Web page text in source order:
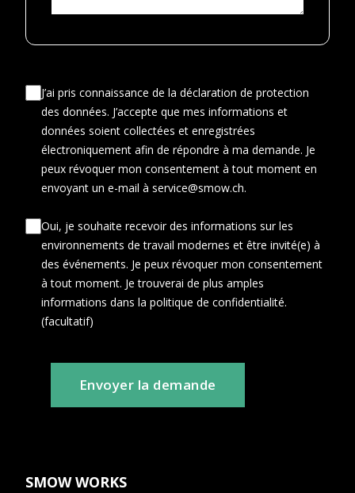
J’ai pris connaissance de la déclaration de protection
des données. J’accepte que mes informations et
données soient collectées et enregistrées
électroniquement afin de répondre à ma demande. Je
peux révoquer mon consentement à tout moment en
envoyant un e-mail à service@smow.ch.
Oui, je souhaite recevoir des informations sur les
environnements de travail modernes et être invité(e) à
des événements. Je peux révoquer mon consentement
à tout moment. Je trouverai de plus amples
informations dans la politique de confidentialité.
(facultatif)
Envoyer la demande
SMOW WORKS